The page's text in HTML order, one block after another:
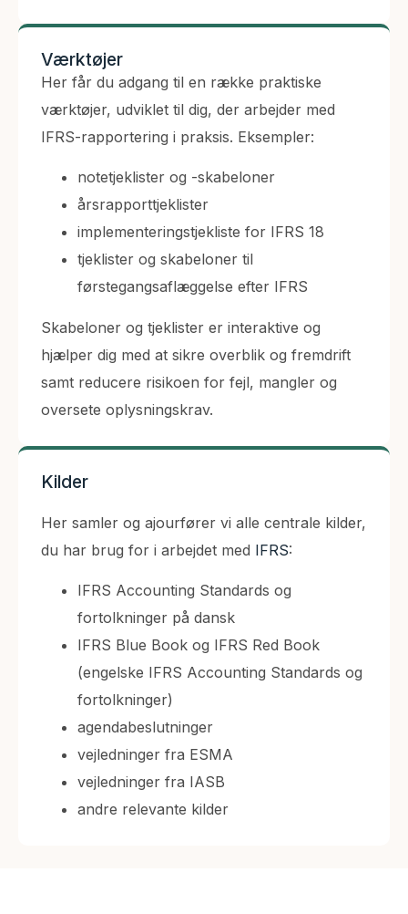
Værktøjer
Her får du adgang til en række praktiske
værktøjer, udviklet til dig, der arbejder med
IFRS-rapportering i praksis. Eksempler:
notetjeklister og -skabeloner
årsrapporttjeklister
implementeringstjekliste for IFRS 18
tjeklister og skabeloner til
førstegangsaflæggelse efter IFRS
Skabeloner og tjeklister er interaktive og
hjælper dig med at sikre overblik og fremdrift
samt reducere risikoen for fejl, mangler og
oversete oplysningskrav.
Kilder
Her samler og ajourfører vi alle centrale kilder,
du har brug for i arbejdet med IFRS:
IFRS Accounting Standards og
fortolkninger på dansk
IFRS Blue Book og IFRS Red Book
(engelske IFRS Accounting Standards og
fortolkninger)
agendabeslutninger
vejledninger fra ESMA
vejledninger fra IASB
andre relevante kilder